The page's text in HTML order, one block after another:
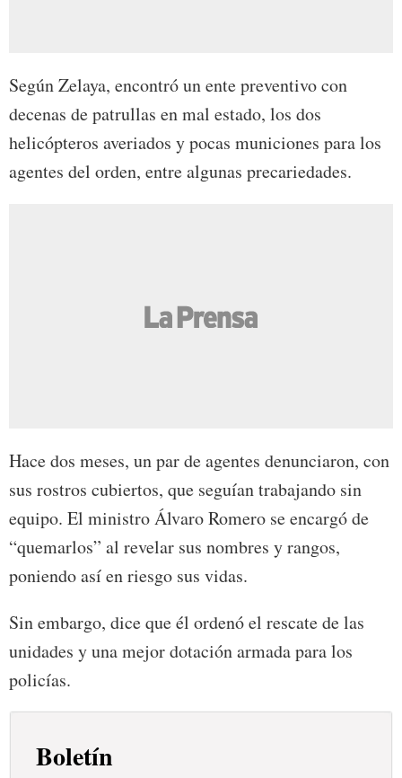
Según Zelaya, encontró un ente preventivo con
decenas de patrullas en mal estado, los dos
helicópteros averiados y pocas municiones para los
agentes del orden, entre algunas precariedades.
Hace dos meses, un par de agentes denunciaron, con
sus rostros cubiertos, que seguían trabajando sin
equipo. El ministro Álvaro Romero se encargó de
“quemarlos” al revelar sus nombres y rangos,
poniendo así en riesgo sus vidas.
Sin embargo, dice que él ordenó el rescate de las
unidades y una mejor dotación armada para los
policías.
Boletín